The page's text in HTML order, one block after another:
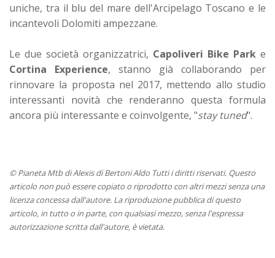
uniche, tra il blu del mare dell'Arcipelago Toscano e le
incantevoli Dolomiti ampezzane.
Le due società organizzatrici, Capoliveri Bike Park e
Cortina Experience, stanno già collaborando per
rinnovare la proposta nel 2017, mettendo allo studio
interessanti novità che renderanno questa formula
ancora più interessante e coinvolgente, "stay tuned".
© Pianeta Mtb di Alexis di Bertoni Aldo Tutti i diritti riservati. Questo
articolo non può essere copiato o riprodotto con altri mezzi senza una
licenza concessa dall'autore. La riproduzione pubblica di questo
articolo, in tutto o in parte, con qualsiasi mezzo, senza l'espressa
autorizzazione scritta dall'autore, è vietata.